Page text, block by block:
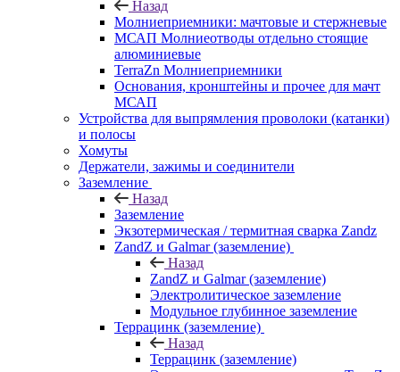
Назад
Молниеприемники: мачтовые и стержневые
МСАП Молниеотводы отдельно стоящие
алюминиевые
TerraZn Молниеприемники
Основания, кронштейны и прочее для мачт
МСАП
Устройства для выпрямления проволоки (катанки)
и полосы
Хомуты
Держатели, зажимы и соединители
Заземление
Назад
Заземление
Экзотермическая / термитная сварка Zandz
ZandZ и Galmar (заземление)
Назад
ZandZ и Galmar (заземление)
Электролитическое заземление
Модульное глубинное заземление
Террацинк (заземление)
Назад
Террацинк (заземление)